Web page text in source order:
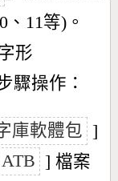
11等)。
形
驟操作：
庫軟體包 ]
ATB ] 檔案